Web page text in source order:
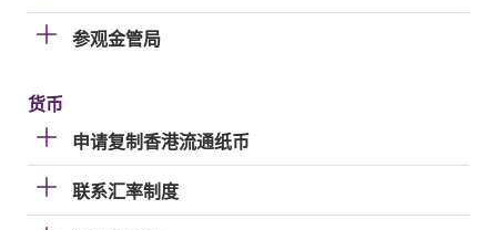
参观金管局
货币
申请复制香港流通纸币
联系汇率制度